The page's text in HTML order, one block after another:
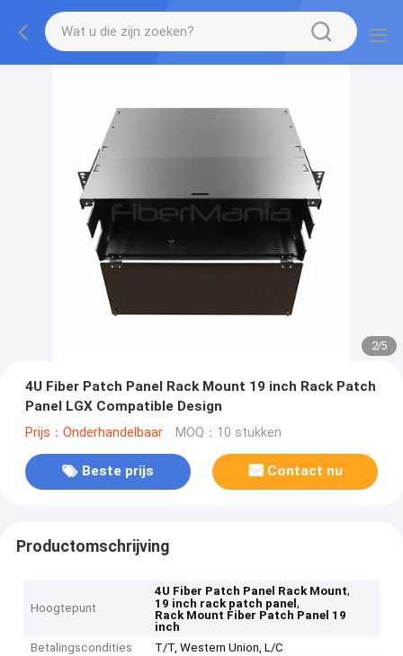
2/5
4U Fiber Patch Panel Rack Mount 19 inch Rack Patch
Panel LGX Compatible Design
Prijs：Onderhandelbaar MOQ：10 stukken
Beste prijs Contact nu
Productomschrijving
Hoogtepunt
4U Fiber Patch Panel Rack Mount,
19 inch rack patch panel,
Rack Mount Fiber Patch Panel 19
inch
Betalingscondities
T/T, Western Union, L/C